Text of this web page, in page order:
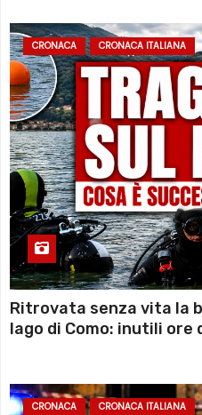
CRONACA CRONACA ITALIANA
Ritrovata senza vita la
lago di Como: inutili ore
CRONACA CRONACA ITALIANA